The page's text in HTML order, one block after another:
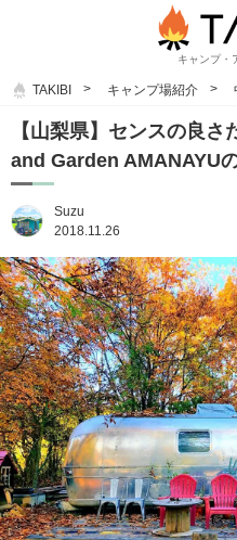
キャンプ・
TAKIBI キャンプ場紹介
【山梨県】センスの良
and Garden AMANAYU
Suzu
2018.11.26